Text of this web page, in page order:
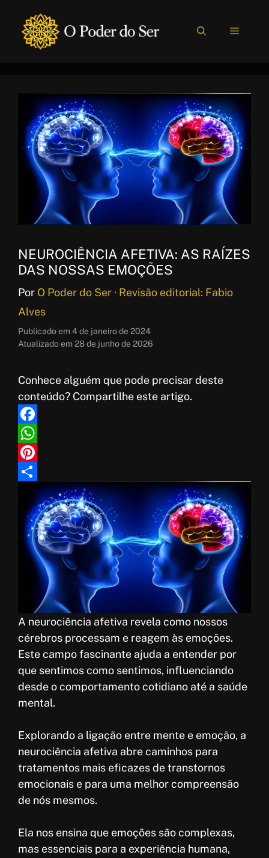
MENU
NEUROCIÊNCIA AFETIVA: AS RAÍZES
DAS NOSSAS EMOÇÕES
Por O Poder do Ser · Revisão editorial: Fabio
Alves
Publicado em 4 de janeiro de 2024
Atualizado em 28 de junho de 2026
Conhece alguém que pode precisar deste
conteúdo? Compartilhe este artigo.
F
a
c
W
h
A
P
t
A neurociência afetiva revela como nossos
cérebros processam e reagem às emoções.
Este campo fascinante ajuda a entender por
que sentimos como sentimos, influenciando
desde o comportamento cotidiano até a saúde
mental.
Explorando a ligação entre mente e emoção, a
neurociência afetiva abre caminhos para
tratamentos mais eficazes de transtornos
emocionais e para uma melhor compreensão
de nós mesmos.
Ela nos ensina que emoções são complexas,
mas essenciais para a experiência humana,